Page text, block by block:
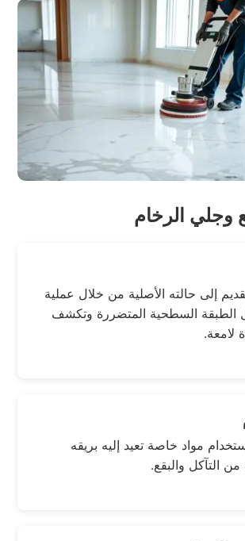
وجلي الرخام
إلى حالته الأصلية من خلال عملية
الطبقة السطحية المتضررة وتكشف
لامعة.
مواد خاصة تعيد إليه بريقه
من التآكل والبقع.